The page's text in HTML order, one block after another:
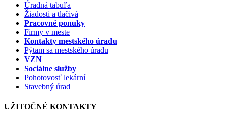
Úradná tabuľa
Žiadosti a tlačivá
Pracovné ponuky
Firmy v meste
Kontakty mestského úradu
Pýtam sa mestského úradu
VZN
Sociálne služby
Pohotovosť lekární
Stavebný úrad
UŽITOČNÉ KONTAKTY